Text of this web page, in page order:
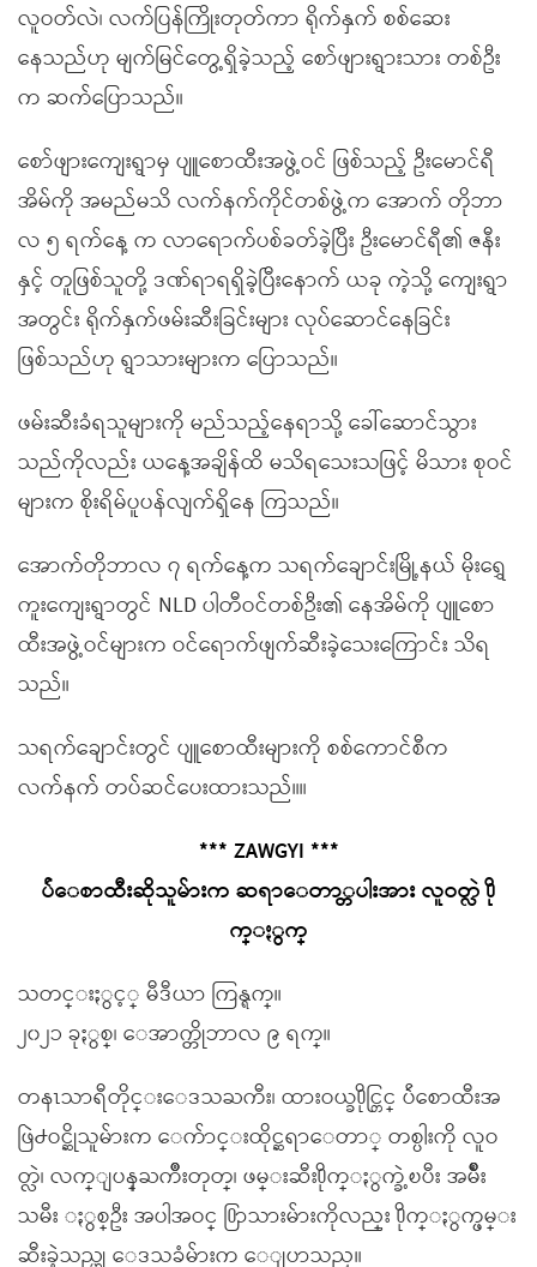
လူဝတ်လဲ၊ လက်ပြန်ကြိုးတုတ်ကာ ရိုက်နှက် စစ်ဆေး
နေသည်ဟု မျက်မြင်တွေ့ရှိခဲ့သည့် စော်ဖျားရွားသား တစ်ဦး
က ဆက်ပြောသည်။
စော်ဖျားကျေးရွာမှ ပျူစောထီးအဖွဲ့ဝင် ဖြစ်သည့် ဦးမောင်ရီ
အိမ်ကို အမည်မသိ လက်နက်ကိုင်တစ်ဖွဲ့က အောက် တိုဘာ
လ ၅ ရက်နေ့ က လာရောက်ပစ်ခတ်ခဲ့ပြီး ဦးမောင်ရီ၏ ဇနီး
နှင့် တူဖြစ်သူတို့ ဒဏ်ရာရရှိခဲ့ပြီးနောက် ယခု ကဲ့သို့ ကျေးရွာ
အတွင်း ရိုက်နှက်ဖမ်းဆီးခြင်းများ လုပ်ဆောင်နေခြင်း
ဖြစ်သည်ဟု ရွာသားများက ပြောသည်။
ဖမ်းဆီးခံရသူများကို မည်သည့်နေရာသို့ ခေါ်ဆောင်သွား
သည်ကိုလည်း ယနေ့အချိန်ထိ မသိရသေးသဖြင့် မိသား စုဝင်
များက စိုးရိမ်ပူပန်လျက်ရှိနေ ကြသည်။
အောက်တိုဘာလ ၇ ရက်နေ့က သရက်ချောင်းမြို့နယ် မိုးရွှေ
ကူးကျေးရွာတွင် NLD ပါတီဝင်တစ်ဦး၏ နေအိမ်ကို ပျူစော
ထီးအဖွဲ့ဝင်များက ဝင်ရောက်ဖျက်ဆီးခဲ့သေးကြောင်း သိရ
သည်။
သရက်ချောင်းတွင် ပျူစောထီးများကို စစ်ကောင်စီက
လက်နက် တပ်ဆင်ပေးထားသည်။။
*** ZAWGYI ***
ပ်ဴေစာထီးဆိုသူမ်ားက ဆရာေတာ္တပါးအား လူဝတ္လဲ ႐ို
က္ႏွက္
သတင္းႏွင့္ မီဒီယာ ကြန္ရက္။
၂၀၂၁ ခုႏွစ္၊ ေအာက္တိုဘာလ ၉ ရက္။
တနၤသာရီတိုင္းေဒသႀကီး၊ ထားဝယ္ခ႐ိုင္တြင္ ပ်ဴေစာထီးအ
ဖြဲ႕ဝင္ဆိုသူမ်ားက ေက်ာင္းထိုင္ဆရာေတာ္ တစ္ပါးကို လူဝ
တ္လဲ၊ လက္ျပန္ႀကိဳးတုတ္၊ ဖမ္းဆီး႐ိုက္ႏွက္ခဲ့ၿပီး အမ်ိဳး
သမီး ႏွစ္ဦး အပါအဝင္ ႐ြာသားမ်ားကိုလည္း ႐ိုက္ႏွက္ဖမ္း
ဆီးခဲ့သည္ဟု ေဒသခံမ်ားက ေျပာသည္။